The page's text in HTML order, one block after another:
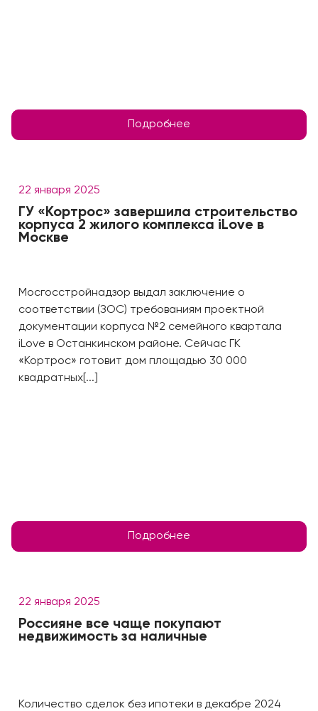
Подробнее
22 января 2025
ГУ «Кортрос» завершила строительство
корпуса 2 жилого комплекса iLove в
Москве
Мосгосстройнадзор выдал заключение о
соответствии (ЗОС) требованиям проектной
документации корпуса №2 семейного квартала
iLove в Останкинском районе. Сейчас ГК
«Кортрос» готовит дом площадью 30 000
квадратных[...]
Подробнее
22 января 2025
Россияне все чаще покупают
недвижимость за наличные
Количество сделок без ипотеки в декабре 2024